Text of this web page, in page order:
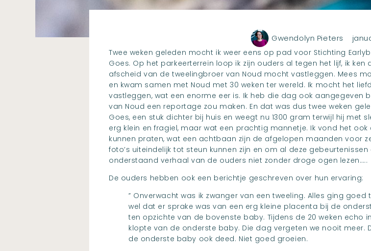
Gwendolyn Pieters
Twee weken geleden mocht ik weer eens op pad voor Stichting
Goes. Op het parkeerterrein loop ik zijn ouders al tegen het lijf, ik
afscheid van de tweelingbroer van Noud mocht vastleggen. Mees
en kwam samen met Noud met 30 weken ter wereld. Ik mocht het
vastleggen, wat een enorme eer is. Ik heb die dag ook aangegeven
van Noud een reportage zou maken. En dat was dus twee weken
Goes, een stuk dichter bij huis en weegt nu 1300 gram terwijl hij met
erg klein en fragiel, maar wat een prachtig mannetje. Ik vond het
kunnen praten, wat een achtbaan zijn de afgelopen maanden voor
foto’s uiteindelijk tot steun kunnen zijn en om al deze
onderstaand verhaal van de ouders niet zonder droge ogen lezen…..
De ouders hebben ook een berichtje geschreven over hun ervaring:
” Onverwacht was ik zwanger van een tweeling. Alles ging goed
wel dat er sprake was van een erg kleine placenta bij de
ten opzichte van de bovenste baby. Tijdens de 20 weken echo
klopte van de onderste baby. Die dag vergeten we nooit
de onderste baby ook deed. Niet goed groeien.